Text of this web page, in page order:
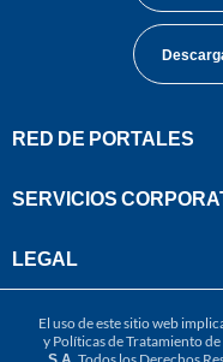
RED DE PORTALES
SERVICIOS
LEGAL
El uso de este sitio web
y Políticas de Tratamiento